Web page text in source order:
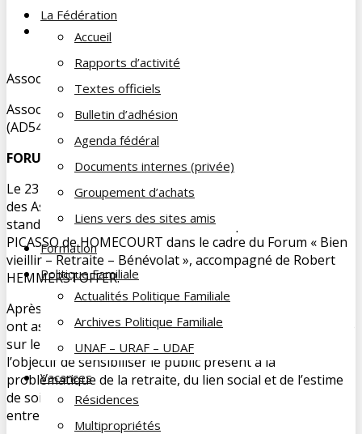
La Fédération
Accueil
Rapports d’activité
Textes officiels
Bulletin d’adhésion
Agenda fédéral
Documents internes (privée)
Groupement d’achats
Liens vers des sites amis
Formation
Politique Familiale
Actualités Politique Familiale
Archives Politique Familiale
UNAF – URAF – UDAF
Vacances
Résidences
Multipropriétés
Association Départementale de la Moselle (AD 57)
Association Départementale de la Meurthe-et-Moselle
(AD54)
FORUM Bien vieillir – Retraite – Bénévolat
Le 23 septembre dernier Alain LAMORLETTE Président
des Associations Départementales 54 et 57 a tenu le
stand de La Famille du Cheminot à l’Espace Culturel Pablo
PICASSO de HOMECOURT dans le cadre du Forum « Bien
vieillir – Retraite – Bénévolat », accompagné de Robert
HEMMERSTOFFER.
Après l’inauguration de ce forum 180 personnes environ
ont assisté à l’intervention de Johan FREICHEL sociologue
sur le thème « Un retraité, un animal bizarre ? » avec
l’objectif de sensibiliser le public présent à la
problématique de la retraite, du lien social et de l’estime
de soi. Cible atteinte puisque les échanges ont été riches
entre le sociologue et les retraités présents.